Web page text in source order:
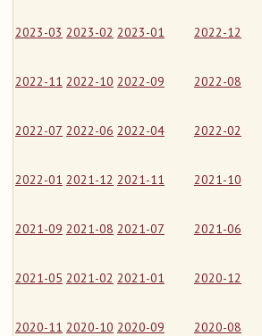
2023-03 2023-02 2023-01 2022-12
2022-11 2022-10 2022-09 2022-08
2022-07 2022-06 2022-04 2022-02
2022-01 2021-12 2021-11 2021-10
2021-09 2021-08 2021-07 2021-06
2021-05 2021-02 2021-01 2020-12
2020-11 2020-10 2020-09 2020-08